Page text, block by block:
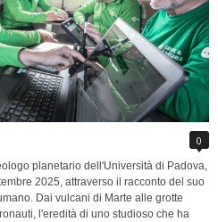
0
planetario dell'Università di Padova,
2025, attraverso il racconto del suo
Dai vulcani di Marte alle grotte
l'eredità di uno studioso che ha